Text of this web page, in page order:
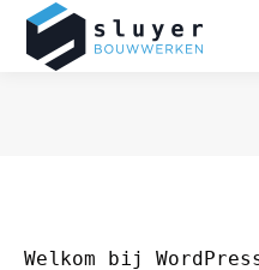
Welkom bij